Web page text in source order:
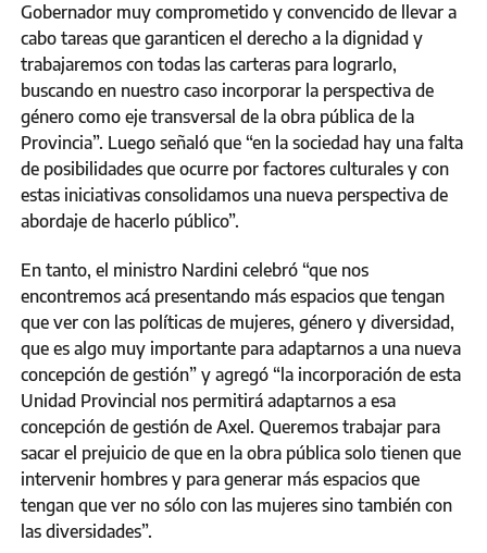
Gobernador muy comprometido y convencido de llevar a
cabo tareas que garanticen el derecho a la dignidad y
trabajaremos con todas las carteras para lograrlo,
buscando en nuestro caso incorporar la perspectiva de
género como eje transversal de la obra pública de la
Provincia”. Luego señaló que “en la sociedad hay una falta
de posibilidades que ocurre por factores culturales y con
estas iniciativas consolidamos una nueva perspectiva de
abordaje de hacerlo público”.
En tanto, el ministro Nardini celebró “que nos
encontremos acá presentando más espacios que tengan
que ver con las políticas de mujeres, género y diversidad,
que es algo muy importante para adaptarnos a una nueva
concepción de gestión” y agregó “la incorporación de esta
Unidad Provincial nos permitirá adaptarnos a esa
concepción de gestión de Axel. Queremos trabajar para
sacar el prejuicio de que en la obra pública solo tienen que
intervenir hombres y para generar más espacios que
tengan que ver no sólo con las mujeres sino también con
las diversidades”.